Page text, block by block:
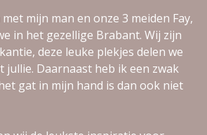
mijn man en onze 3 meiden Fay,
in het gezellige Brabant. Wij zijn
deze leuke plekjes delen we
jullie. Daarnaast heb ik een zwak
gat in mijn hand is dan ook niet